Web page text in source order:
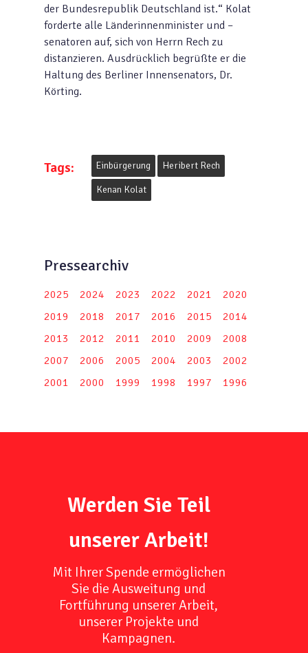
der Bundesrepublik Deutschland ist.“ Kolat
forderte alle Länderinnenminister und –
senatoren auf, sich von Herrn Rech zu
distanzieren. Ausdrücklich begrüßte er die
Haltung des Berliner Innensenators, Dr.
Körting.
Tags: Einbürgerung Heribert Rech
Kenan Kolat
Pressearchiv
2025 2024 2023 2022 2021
2020
2019
2018 2017 2016 2015
2014
2013
2012 2011 2010 2009
2008
2007
2006 2005 2004 2003
2002
2001
2000 1999 1998 1997 1996
Werden Sie Teil
unserer Arbeit!
Mit Ihrer Spende ermöglichen
Sie die Ausweitung und
Fortführung unserer Arbeit,
unserer Projekte und
Kampagnen.